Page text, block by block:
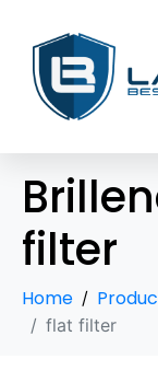
filter
Home
flat filter